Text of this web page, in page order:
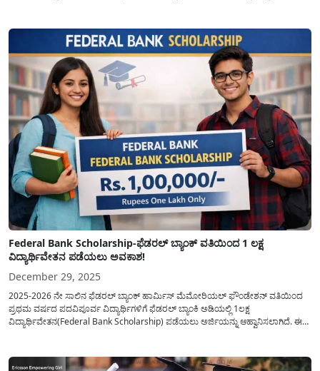
Federal Bank Scholarship-ಫೆಡರಲ್ ಬ್ಯಾಂಕ್ ವತಿಯಿಂದ 1 ಲಕ್ಷ
ವಿದ್ಯಾರ್ಥಿವೇತನ ಪಡೆಯಲು ಅವಕಾಶ!
December 29, 2025
2025-2026 ನೇ ಸಾಲಿನ ಫೆಡರಲ್ ಬ್ಯಾಂಕ್ ಹಾರ್ಮಿಸ್ ಮೆಮೋರಿಯಲ್ ಫೌಂಡೇಶನ್ ವತಿಯಿಂದ
ಪ್ರಥಮ ವರ್ಷದ ಪದವಿಪೂರ್ವ ವಿದ್ಯಾರ್ಥಿಗಳಿಗೆ ಫೆಡರಲ್ ಬ್ಯಾಂಕಿ ಅಡಿಯಲ್ಲಿ 1ಲಕ್ಷ
ವಿದ್ಯಾರ್ಥಿವೇತನ(Federal Bank Scholarship) ಪಡೆಯಲು ಅರ್ಜಿಯನ್ನು ಆಹ್ವಾನಿಸಲಾಗಿದೆ. ಈ
ಬೆಂಬಲಿಸುವ ಗುರಿಯನ್ನು...